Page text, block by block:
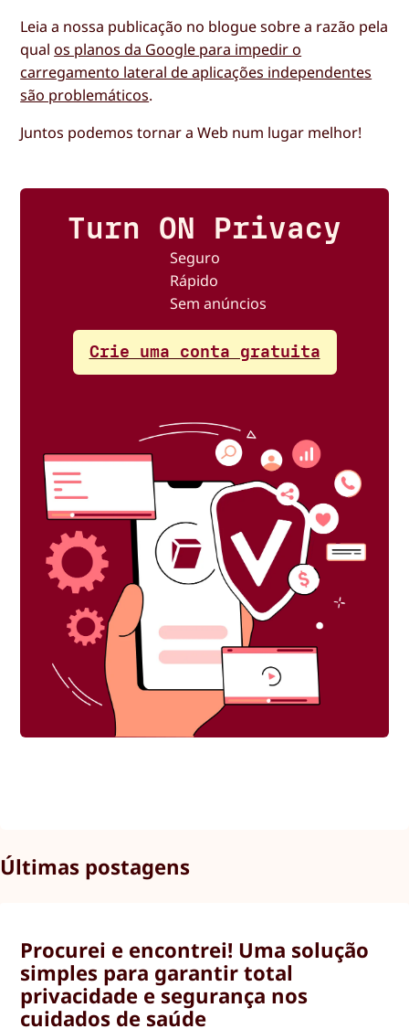
Leia a nossa publicação no blogue sobre a razão pela
qual os planos da Google para impedir o
carregamento lateral de aplicações independentes
são problemáticos.
Juntos podemos tornar a Web num lugar melhor!
Turn ON Privacy
Seguro
Rápido
Sem anúncios
Crie uma conta gratuita
Últimas postagens
Procurei e encontrei! Uma solução
simples para garantir total
privacidade e segurança nos
cuidados de saúde